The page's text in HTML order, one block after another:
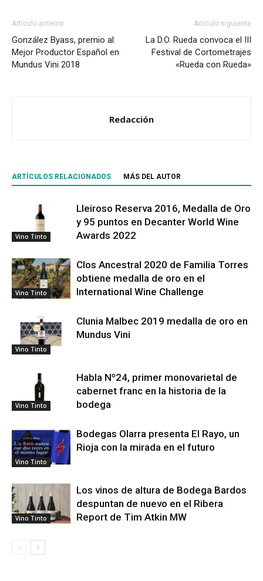
Artículo anterior
González Byass, premio al
Mejor Productor Español en
Mundus Vini 2018
Artículo siguiente
La D.O. Rueda convoca el III
Festival de Cortometrajes
«Rueda con Rueda»
Redacción
ARTÍCULOS RELACIONADOS MÁS DEL AUTOR
Vino Tinto
Lleiroso Reserva 2016, Medalla de Oro
y 95 puntos en Decanter World Wine
Awards 2022
Vino Tinto
Clos Ancestral 2020 de Familia Torres
obtiene medalla de oro en el
International Wine Challenge
Vino Tinto
Clunia Malbec 2019 medalla de oro en
Mundus Vini
Vino Tinto
Habla Nº24, primer monovarietal de
cabernet franc en la historia de la
bodega
Vino Tinto
Bodegas Olarra presenta El Rayo, un
Rioja con la mirada en el futuro
Vino Tinto
Los vinos de altura de Bodega Bardos
despuntan de nuevo en el Ribera
Report de Tim Atkin MW